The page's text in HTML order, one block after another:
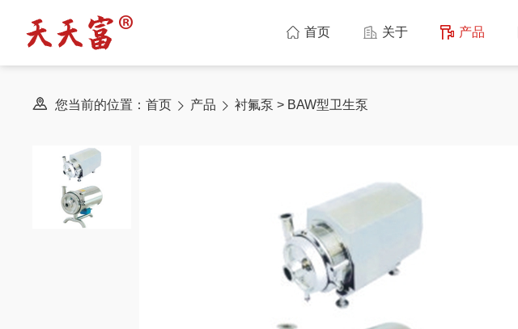
首页 关于 产品
您当前的位置：首页 产品 衬氟泵 > BAW型卫生泵